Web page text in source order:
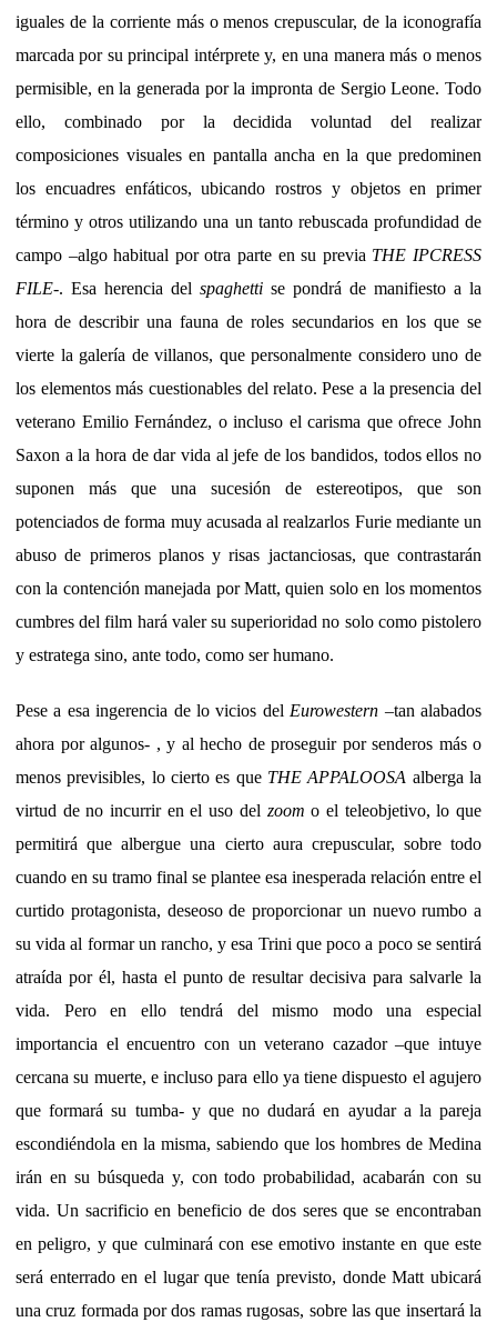
iguales de la corriente más o menos crepuscular, de la iconografía
marcada por su principal intérprete y, en una manera más o menos
permisible, en la generada por la impronta de Sergio Leone. Todo
ello, combinado por la decidida voluntad del realizar
composiciones visuales en pantalla ancha en la que predominen
los encuadres enfáticos, ubicando rostros y objetos en primer
término y otros utilizando una un tanto rebuscada profundidad de
campo –algo habitual por otra parte en su previa THE IPCRESS
FILE-. Esa herencia del spaghetti se pondrá de manifiesto a la
hora de describir una fauna de roles secundarios en los que se
vierte la galería de villanos, que personalmente considero uno de
los elementos más cuestionables del relato. Pese a la presencia del
veterano Emilio Fernández, o incluso el carisma que ofrece John
Saxon a la hora de dar vida al jefe de los bandidos, todos ellos no
suponen más que una sucesión de estereotipos, que son
potenciados de forma muy acusada al realzarlos Furie mediante un
abuso de primeros planos y risas jactanciosas, que contrastarán
con la contención manejada por Matt, quien solo en los momentos
cumbres del film hará valer su superioridad no solo como pistolero
y estratega sino, ante todo, como ser humano.
Pese a esa ingerencia de lo vicios del Eurowestern –tan alabados
ahora por algunos- , y al hecho de proseguir por senderos más o
menos previsibles, lo cierto es que THE APPALOOSA alberga la
virtud de no incurrir en el uso del zoom o el teleobjetivo, lo que
permitirá que albergue una cierto aura crepuscular, sobre todo
cuando en su tramo final se plantee esa inesperada relación entre el
curtido protagonista, deseoso de proporcionar un nuevo rumbo a
su vida al formar un rancho, y esa Trini que poco a poco se sentirá
atraída por él, hasta el punto de resultar decisiva para salvarle la
vida. Pero en ello tendrá del mismo modo una especial
importancia el encuentro con un veterano cazador –que intuye
cercana su muerte, e incluso para ello ya tiene dispuesto el agujero
que formará su tumba- y que no dudará en ayudar a la pareja
escondiéndola en la misma, sabiendo que los hombres de Medina
irán en su búsqueda y, con todo probabilidad, acabarán con su
vida. Un sacrificio en beneficio de dos seres que se encontraban
en peligro, y que culminará con ese emotivo instante en que este
será enterrado en el lugar que tenía previsto, donde Matt ubicará
una cruz formada por dos ramas rugosas, sobre las que insertará la